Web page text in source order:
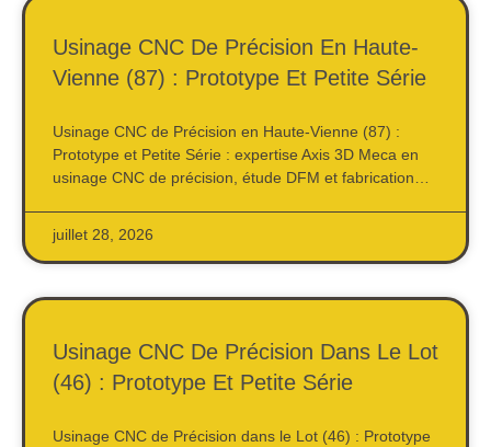
Usinage CNC De Précision En Haute-
Vienne (87) : Prototype Et Petite Série
Usinage CNC de Précision en Haute-Vienne (87) :
Prototype et Petite Série : expertise Axis 3D Meca en
usinage CNC de précision, étude DFM et fabrication…
juillet 28, 2026
Usinage CNC De Précision Dans Le Lot
(46) : Prototype Et Petite Série
Usinage CNC de Précision dans le Lot (46) : Prototype